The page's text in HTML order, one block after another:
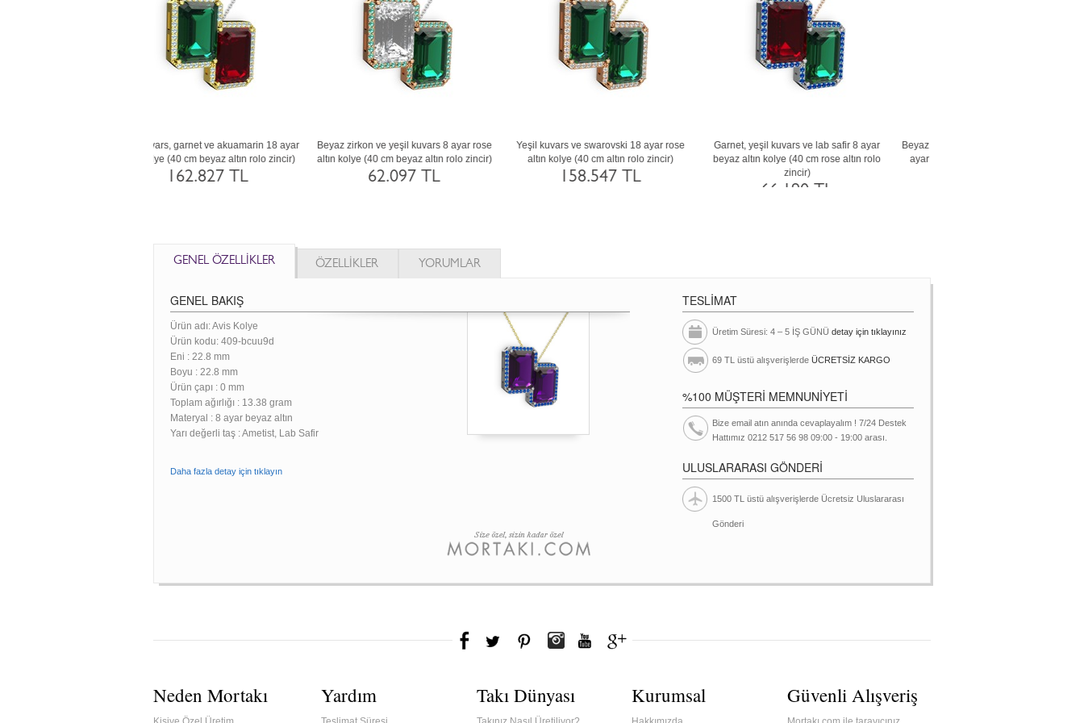
Beyaz zirkon, akuamarin ve yeşil kuvars 8
ayar beyaz altın kolye (40 cm altın rolo
zincir)
Garnet ve sitrin 14 ayar beyaz altın kolye
(40 cm rose altın rolo zincir)
110.188 TL
Garnet ve ametist 14 ayar altın kolye (40
cm altın rolo zincir)
117.976 TL
Beyaz zirkon ve garnet 14 ayar beyaz altın
kolye (40 cm rose altın rolo zincir)
110.788 TL
GENEL ÖZELLİKLER ÖZELLİKLER YORUMLAR
GENEL BAKIŞ
Ürün adı: Avis Kolye
Ürün kodu: 409-bcuu9d
Eni : 22.8 mm
Boyu : 22.8 mm
Ürün çapı : 0 mm
Toplam ağırlığı : 13.38 gram
Materyal : 8 ayar beyaz altın
Yarı değerli taş : Ametist, Lab Safir
Daha fazla detay için tıklayın
TESLİMAT
Üretim Süresi: 4 – 5 İŞ GÜNÜ detay için tıklayınız
69 TL üstü alışverişlerde ÜCRETSİZ KARGO
%100 MÜŞTERİ MEMNUNİYETİ
Bize email atın anında cevaplayalım ! 7/24 Destek
Hattımız 0212 517 56 98 09:00 - 19:00 arası.
ULUSLARARASI GÖNDERİ
1500 TL üstü alışverişlerde Ücretsiz Uluslararası
Gönderi
Neden Mortakı Yardım Takı Dünyası Kurumsal Güvenli Alışveriş